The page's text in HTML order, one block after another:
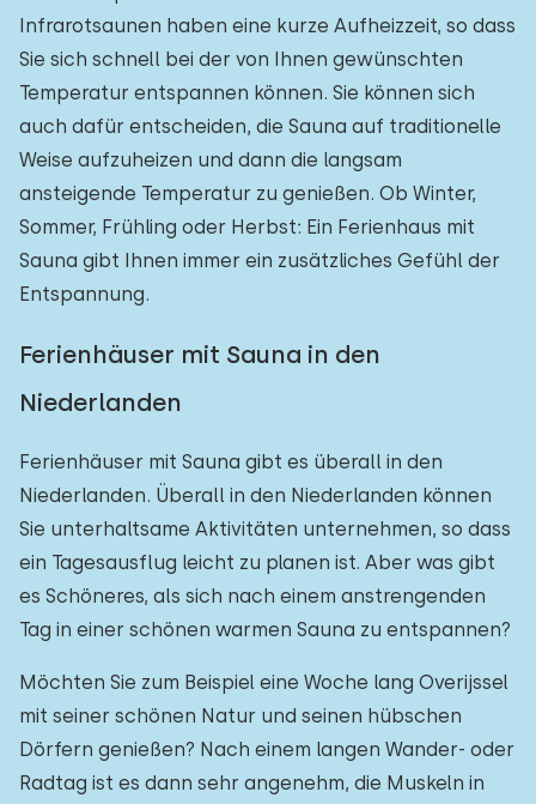
Infrarotsaunen haben eine kurze Aufheizzeit, so dass
Sie sich schnell bei der von Ihnen gewünschten
Temperatur entspannen können. Sie können sich
auch dafür entscheiden, die Sauna auf traditionelle
Weise aufzuheizen und dann die langsam
ansteigende Temperatur zu genießen. Ob Winter,
Sommer, Frühling oder Herbst: Ein Ferienhaus mit
Sauna gibt Ihnen immer ein zusätzliches Gefühl der
Entspannung.
Ferienhäuser mit Sauna in den
Niederlanden
Ferienhäuser mit Sauna gibt es überall in den
Niederlanden. Überall in den Niederlanden können
Sie unterhaltsame Aktivitäten unternehmen, so dass
ein Tagesausflug leicht zu planen ist. Aber was gibt
es Schöneres, als sich nach einem anstrengenden
Tag in einer schönen warmen Sauna zu entspannen?
Möchten Sie zum Beispiel eine Woche lang Overijssel
mit seiner schönen Natur und seinen hübschen
Dörfern genießen? Nach einem langen Wander- oder
Radtag ist es dann sehr angenehm, die Muskeln in